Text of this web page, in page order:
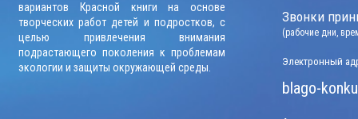
вариантов Красной книги на основе
творческих работ детей и подростков, с
целью привлечения внимания
подрастающего поколения к проблемам
экологии и защиты окружающей среды.
Звонки
(рабочие дни,
Электронный
blago-